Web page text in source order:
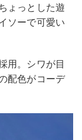
ょっとした遊
ソーで可愛い
用。シワが目
配色がコーデ